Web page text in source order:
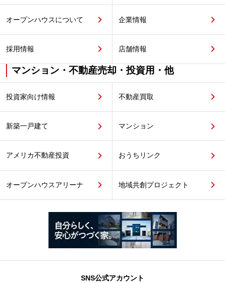
オープンハウスについて 企業情報
採用情報 店舗情報
マンション・不動産売却・投資用・他
投資家向け情報 不動産買取
新築一戸建て マンション
アメリカ不動産投資 おうちリンク
オープンハウスアリーナ 地域共創プロジェクト
SNS公式アカウント